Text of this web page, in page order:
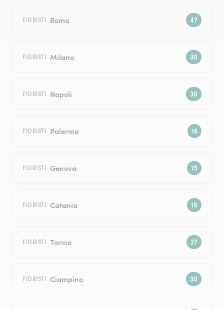
FIORISTI Roma
FIORISTI Milano
FIORISTI Napoli
FIORISTI Palermo
FIORISTI Genova
FIORISTI Catania
FIORISTI Torino
FIORISTI Ciampino